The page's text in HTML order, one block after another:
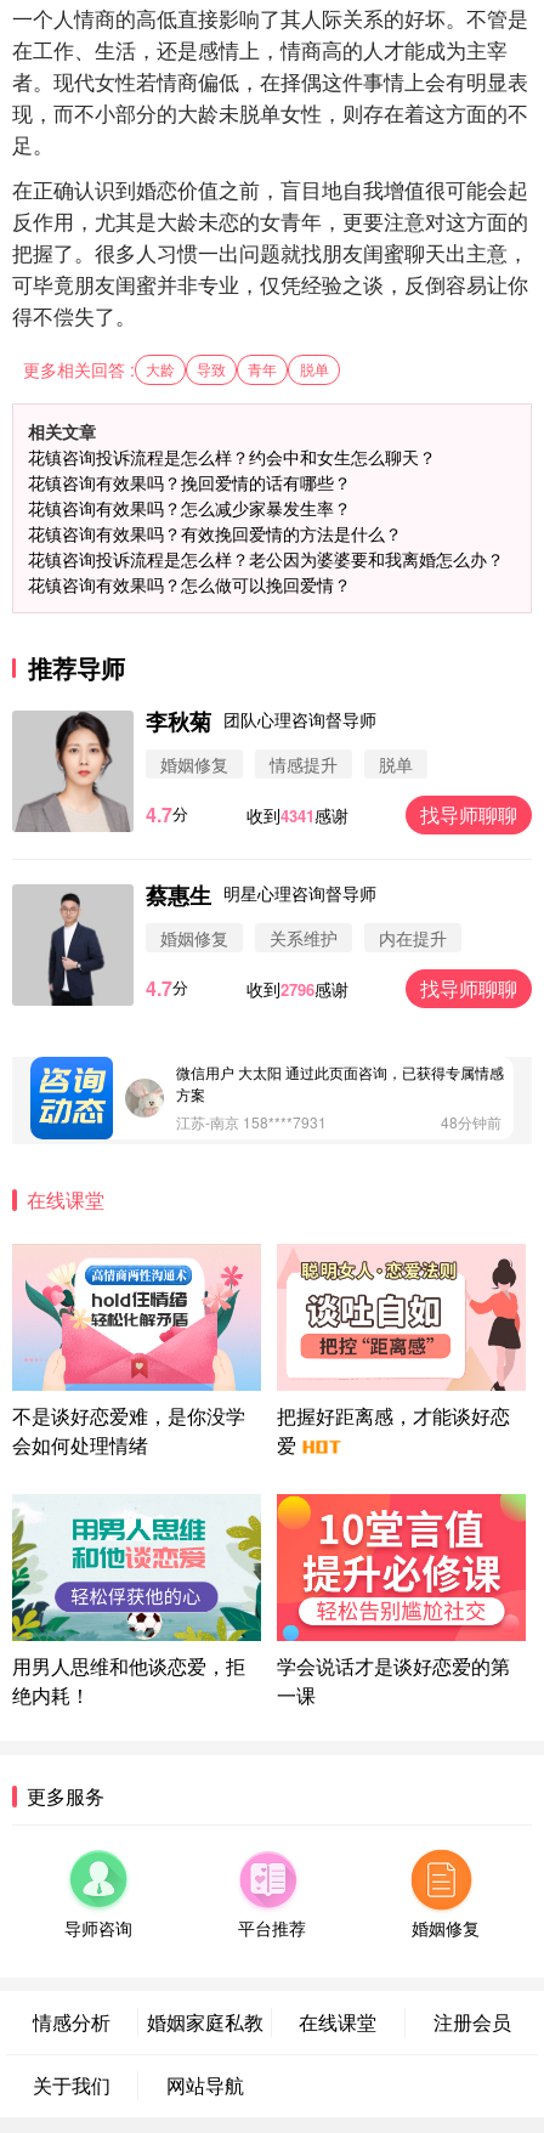
一个人情商的高低直接影响了其人际关系的好坏。不管是
在工作、生活，还是感情上，情商高的人才能成为主宰
者。现代女性若情商偏低，在择偶这件事情上会有明显表
现，而不小部分的大龄未脱单女性，则存在着这方面的不
足。
在正确认识到婚恋价值之前，盲目地自我增值很可能会起
反作用，尤其是大龄未恋的女青年，更要注意对这方面的
把握了。很多人习惯一出问题就找朋友闺蜜聊天出主意，
可毕竟朋友闺蜜并非专业，仅凭经验之谈，反倒容易让你
得不偿失了。
更多相关回答 : 大龄 导致 青年 脱单
相关文章
花镇咨询投诉流程是怎么样？约会中和女生怎么聊天？
花镇咨询有效果吗？挽回爱情的话有哪些？
花镇咨询有效果吗？怎么减少家暴发生率？
花镇咨询有效果吗？有效挽回爱情的方法是什么？
花镇咨询投诉流程是怎么样？老公因为婆婆要和我离婚怎么办？
花镇咨询有效果吗？怎么做可以挽回爱情？
推荐导师
李秋菊 团队心理咨询督导师
婚姻修复
情感提升 脱单
4.7分 收到4341感谢 找导师聊聊
蔡惠生 明星心理咨询督导师
婚姻修复
关系维护 内在提升
4.7分 收到2796感谢 找导师聊聊
微信用户 圆圈 通过此页面咨询，已获得专属情感方
案
微信用户 Vnno 通过此页面咨询，已获得专属情感方
微信用户 大太阳 通过此页面咨询，已获得专属情感
方案
江苏-南京 158****7931
48分钟前
情感方案
北京-朝阳 151****3189
22分钟前
微信用户 巧?媚儿 通过此页面咨询，已获得专属情感
方案
上海-浦东 177****9074
56分钟前
微信用户 Liberty 通过此页面咨询，已获得专属情感
方案
广东-广州 188****5632
湖北-武汉 135****7410
41分钟前
微信用户 困困魚? 通过此页面咨询，已获得专属情感
方案
陕西-西安 139****6283
3分钟前
情感方案
浙江-宁波 150****8921
福建-厦门 159****4462
53分钟前
微信用户 凌乱小羊 通过此页面咨询，已获得专属情
辽宁-大连 176****2843
39分钟前
属情感方案
在线课堂
不是谈好恋爱难，是你没学
会如何处理情绪
把握好距离感，才能谈好恋
爱
用男人思维和他谈恋爱，拒
绝内耗！
学会说话才是谈好恋爱的第
一课
更多服务
导师咨询 平台推荐 婚姻修复
情感分析 婚姻家庭私教 在线课堂 注册会员
关于我们 网站导航